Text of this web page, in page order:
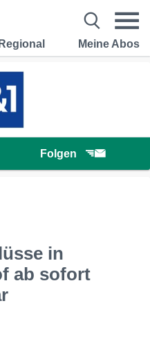
Regional Meine Abos
Folgen
in
ab sofort